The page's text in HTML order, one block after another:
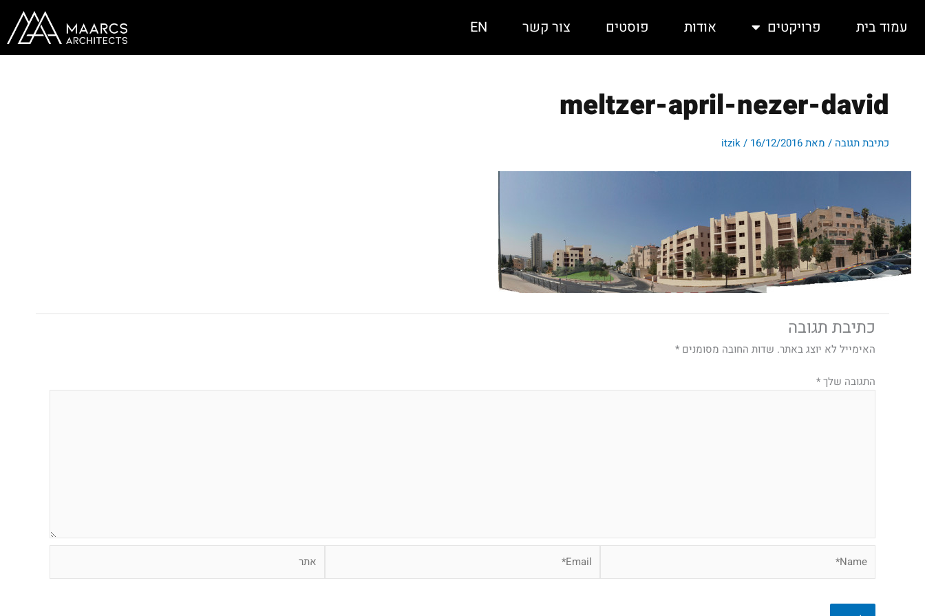
לתוכןעמוד בית פרויקטים אודות פוסטים צור קשר EN
meltzer-april-nezer-david
כתיבת תגובה / מאת itzik/ 16/12/2016
כתיבת תגובה
האימייל לא יוצג באתר. שדות החובה מסומנים *
התגובה שלך*